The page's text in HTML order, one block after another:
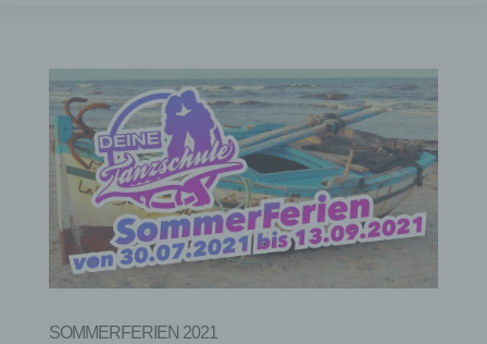
SOMMERFERIEN 2021